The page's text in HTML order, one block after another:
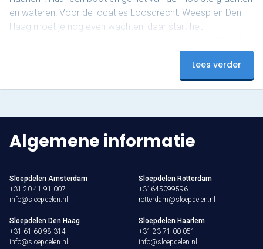
en wateren! Voor de locaties Loosdrecht, Weesp en Den
Haag moet je nog even wachten, daar start het
nu en beleef een onvergetelijke start van het seizoen!
Lees verder
Algemene informatie
Sloepdelen Amsterdam
+31 20 41 91 007
info@sloepdelen.nl
Sloepdelen Rotterdam
+31645099596
rotterdam@sloepdelen.nl
Sloepdelen Den Haag
+31 61 60 98 314
info@sloepdelen.nl
Sloepdelen Haarlem
+31 23 71 00 051
info@sloepdelen.nl